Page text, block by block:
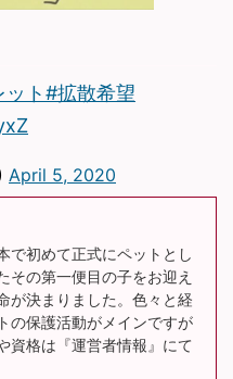
ト#拡散希望
April 5, 2020
で初めて正式にペットとし
その第一便目の子をお迎え
が決まりました。色々と経
の保護活動がメインですが
資格は『運営者情報』にて